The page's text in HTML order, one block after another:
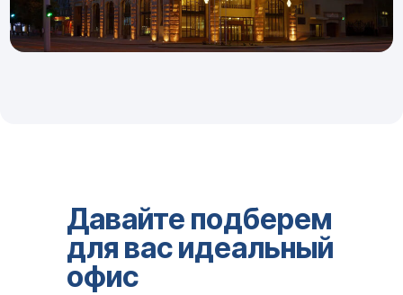
Давайте подберем
для вас идеальный
офис